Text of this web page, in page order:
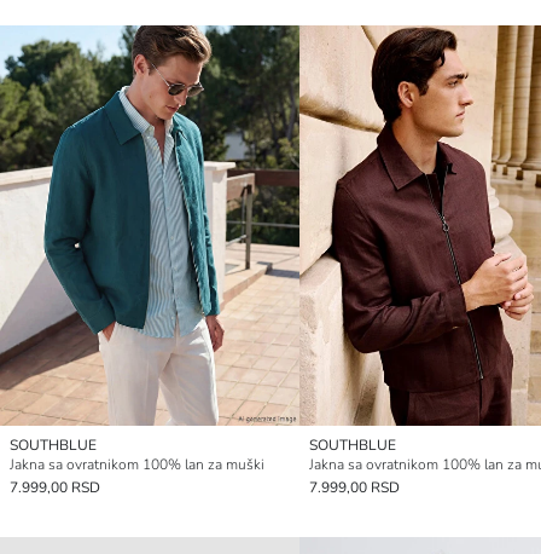
SOUTHBLUE
Jakna sa ovratnikom 100% lan za muški
7.999,00 RSD
SOUTHBLUE
Jakna sa ovratnikom 100% lan za
7.999,00 RSD